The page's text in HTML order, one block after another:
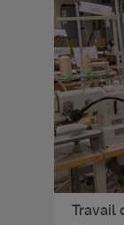
Travail